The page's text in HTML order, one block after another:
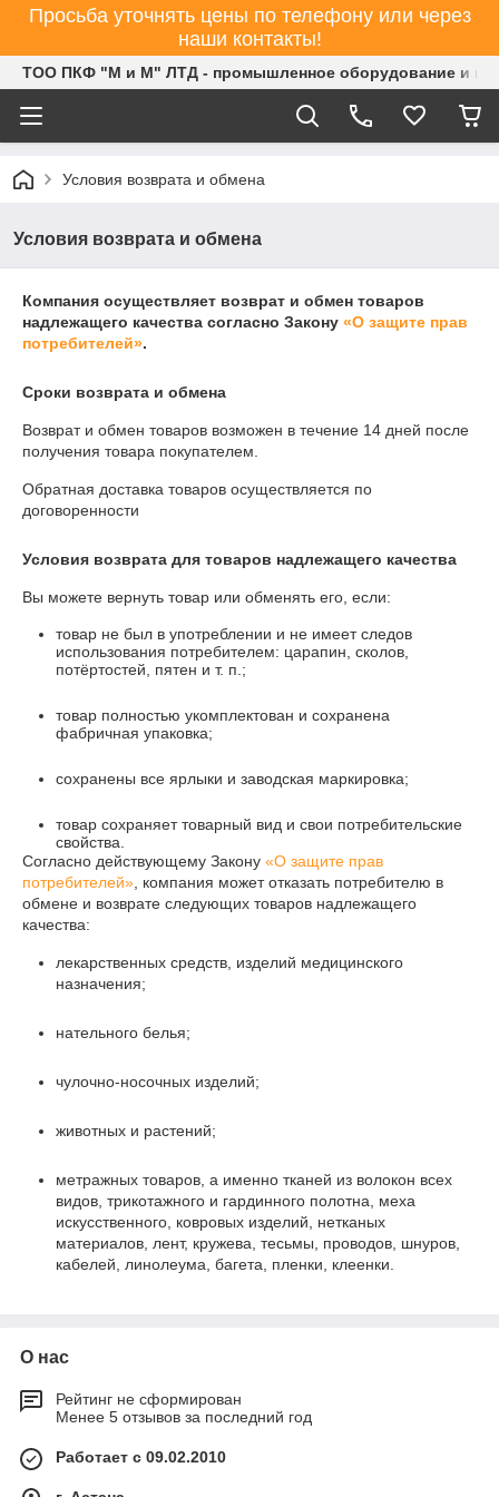
Просьба уточнять цены по телефону или через
наши контакты!
ТОО ПКФ "М и М" ЛТД - промышленное оборудование и
Условия возврата и обмена
Условия возврата и обмена
Компания осуществляет возврат и обмен товаров
надлежащего качества согласно Закону «О защите прав
потребителей».
Сроки возврата и обмена
Возврат и обмен товаров возможен в течение 14 дней после
получения товара покупателем.
Обратная доставка товаров осуществляется по
договоренности
Условия возврата для товаров надлежащего качества
Вы можете вернуть товар или обменять его, если:
товар не был в употреблении и не имеет следов
использования потребителем: царапин, сколов,
потёртостей, пятен и т. п.;
товар полностью укомплектован и сохранена
фабричная упаковка;
сохранены все ярлыки и заводская маркировка;
товар сохраняет товарный вид и свои потребительские
свойства.
Согласно действующему Закону «О защите прав
потребителей» , компания может отказать потребителю в
обмене и возврате следующих товаров надлежащего
качества:
лекарственных средств, изделий медицинского
назначения;
нательного белья;
чулочно-носочных изделий;
животных и растений;
метражных товаров, а именно тканей из волокон всех
видов, трикотажного и гардинного полотна, меха
искусственного, ковровых изделий, нетканых
материалов, лент, кружева, тесьмы, проводов, шнуров,
кабелей, линолеума, багета, пленки, клеенки.
О нас
Рейтинг не сформирован
Менее 5 отзывов за последний год
Работает с 09.02.2010